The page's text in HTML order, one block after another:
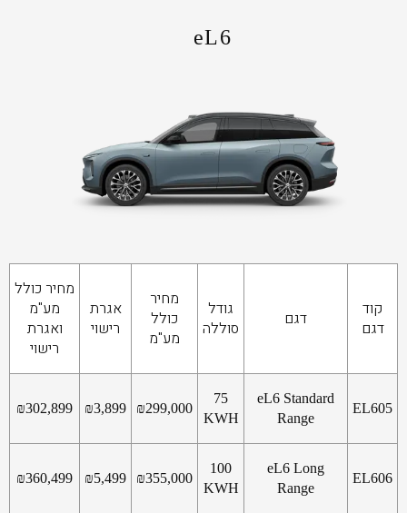
eL6
קוד
דגם
דגם
גודל
סוללה
מחיר
כולל
מע"מ
אגרת
רישוי
מחיר כולל
מע"מ
ואגרת
רישוי
EL605
eL6 Standard
Range
75
KWH
₪299,000
₪3,899
₪302,899
EL606
eL6 Long
Range
100
KWH
₪355,000
₪5,499
₪360,499